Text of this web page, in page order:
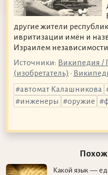
другие жители
ивритизации имён и
Израилем
Источники: Википедия /
(изобретатель) •
автомат Калашникова
инженеры
оружие
Какой язык —